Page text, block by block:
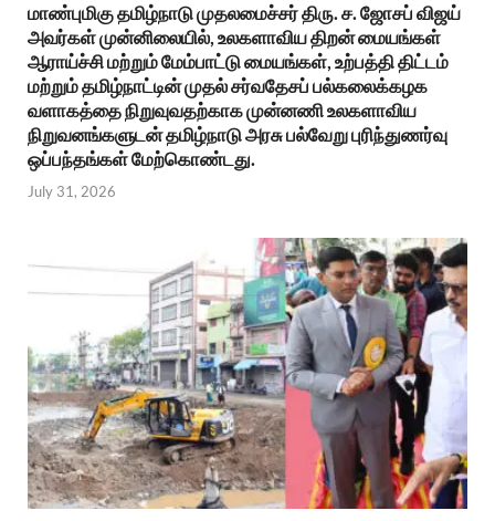
மாண்புமிகு தமிழ்நாடு முதலமைச்சர் திரு. ச. ஜோசப் விஜய்
அவர்கள் முன்னிலையில், உலகளாவிய திறன் மையங்கள்
ஆராய்ச்சி மற்றும் மேம்பாட்டு மையங்கள், உற்பத்தி திட்டம்
மற்றும் தமிழ்நாட்டின் முதல் சர்வதேசப் பல்கலைக்கழக
வளாகத்தை நிறுவுவதற்காக முன்னணி உலகளாவிய
நிறுவனங்களுடன் தமிழ்நாடு அரசு பல்வேறு புரிந்துணர்வு
ஒப்பந்தங்கள் மேற்கொண்டது.
July 31, 2026